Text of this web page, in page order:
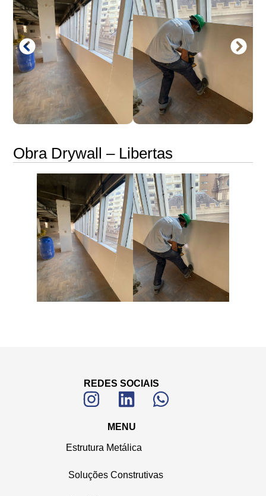
Obra Drywall – Libertas
MENU
Estrutura Metálica
Soluções Construtivas
REDES SOCIAIS